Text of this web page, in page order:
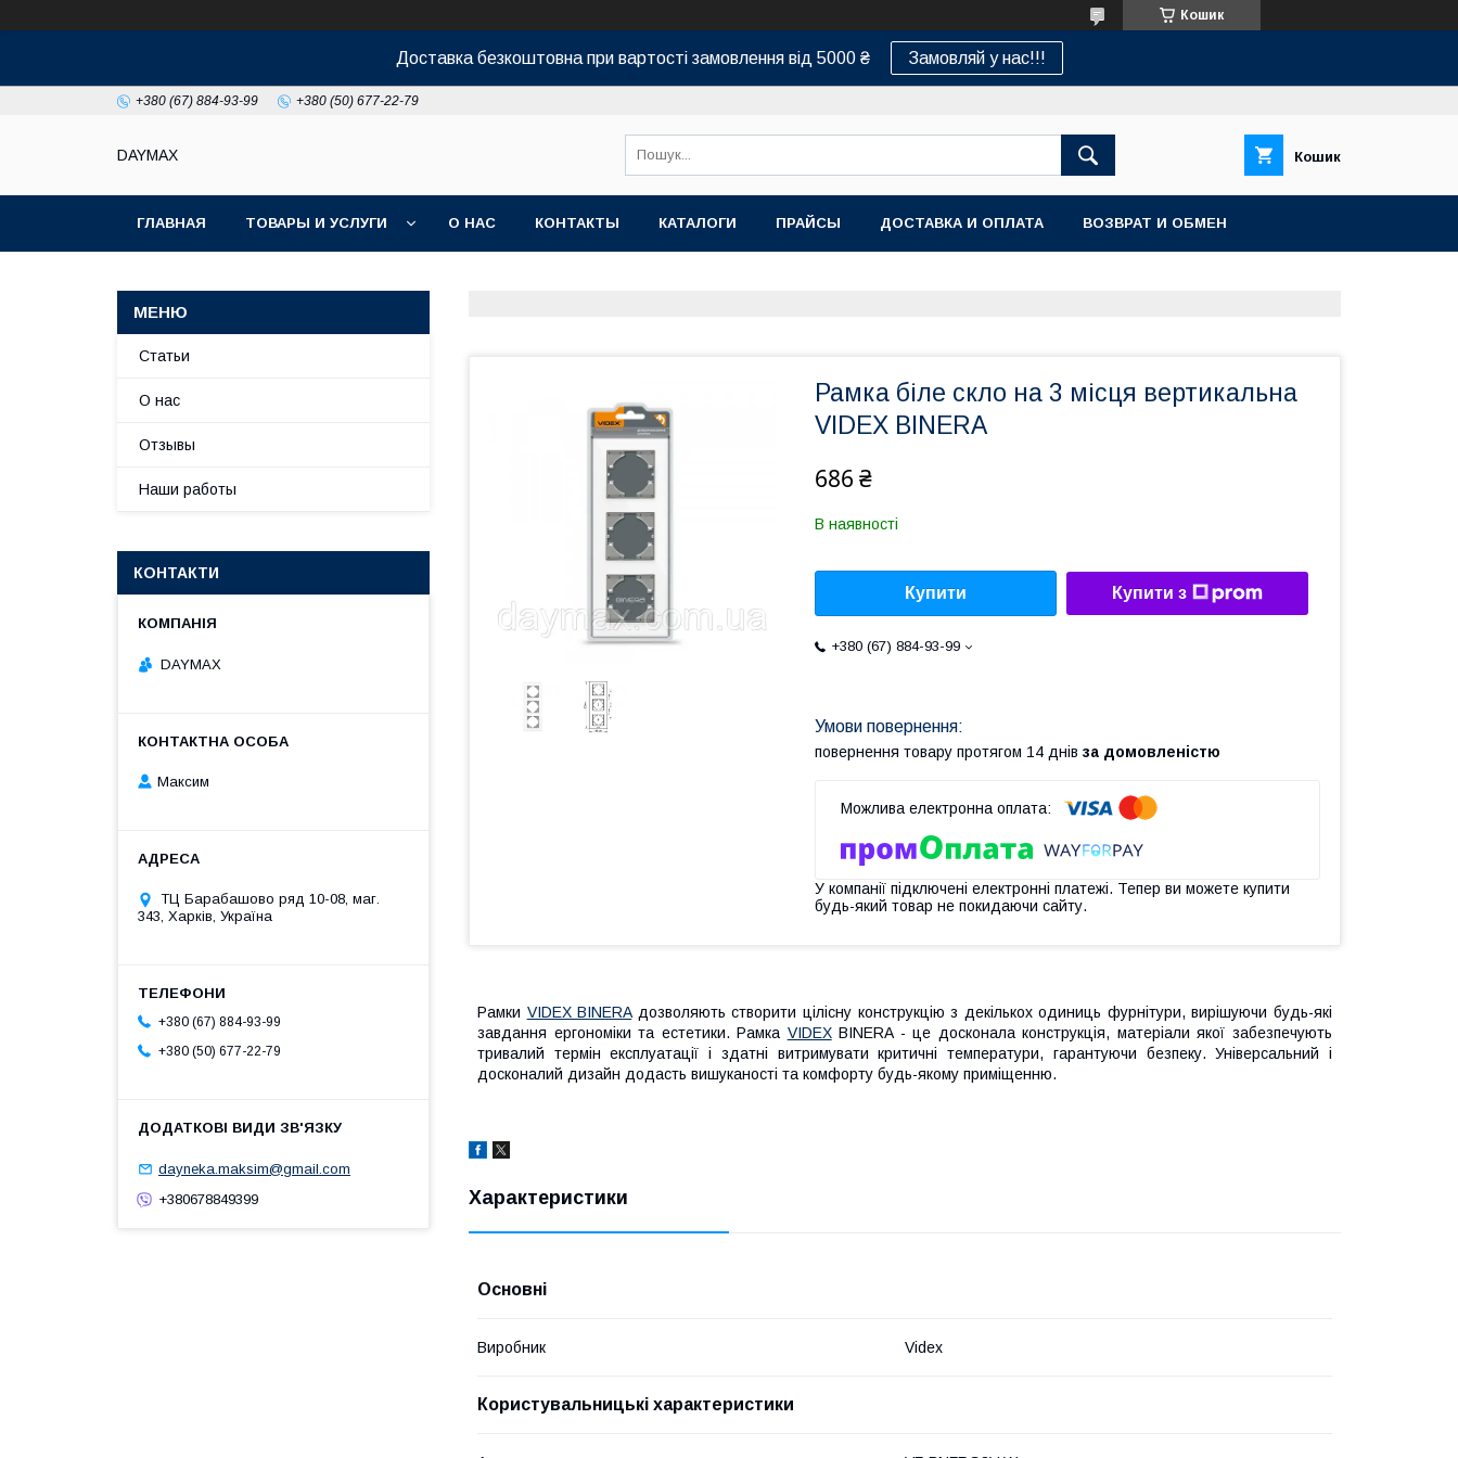
Кошик
Доставка безкоштовна при вартості замовлення від 5000 ₴ Замовляй у нас!!!
+380 (67) 884-93-99 +380 (50) 677-22-79
DAYMAX Кошик
ГЛАВНАЯ ТОВАРЫ И УСЛУГИ О НАС КОНТАКТЫ КАТАЛОГИ ПРАЙСЫ ДОСТАВКА И ОПЛАТА ВОЗВРАТ И ОБМЕН
Рамка біле скло на 3 місця вертикальна
VIDEX BINERA
686 ₴
В наявності
Купити Купити з
+380 (67) 884-93-99
повернення товару протягом 14 днів за домовленістю
У компанії підключені електронні платежі. Тепер ви можете купити
будь-який товар не покидаючи сайту.
Рамки VIDEX BINERAдозволяють створити цілісну конструкцію з декількох одиниць фурнітури, вирішуючи будь-які
завдання ергономіки та естетики. Рамка VIDEXBINERA - це досконала конструкція, матеріали якої забезпечують
тривалий термін експлуатації і здатні витримувати критичні температури, гарантуючи безпеку. Універсальний і
досконалий дизайн додасть вишуканості та комфорту будь-якому приміщенню.
Характеристики
Основні
Виробник Videx
Користувальницькі характеристики
Статьи
О нас
Отзывы
Наши работы
КОНТАКТИ
DAYMAX
Максим
ТЦ Барабашово ряд 10-08, маг.
343, Харків, Україна
+380 (67) 884-93-99
+380 (50) 677-22-79
dayneka.maksim@gmail.com
+380678849399